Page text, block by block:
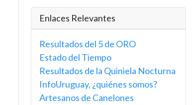
Enlaces Relevantes
Resultados del 5 de ORO
Estado del Tiempo
Resultados de la Quiniela Nocturna
InfoUruguay, ¿quiénes somos?
Artesanos de Canelones